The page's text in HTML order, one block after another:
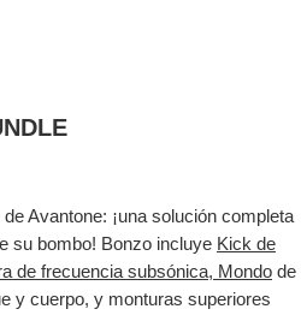
Avantone: ¡una solución completa
su bombo! Bonzo incluye Kick de
de frecuencia subsónica, Mondo de
y cuerpo, y monturas superiores